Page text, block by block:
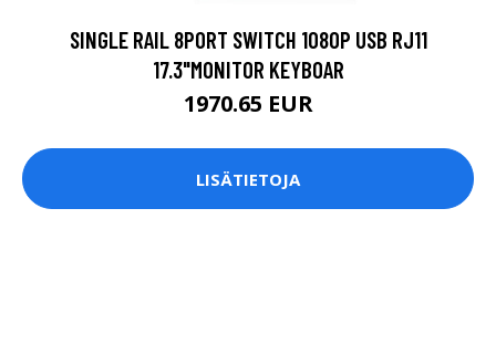
SINGLE RAIL 8PORT SWITCH 1080P USB RJ11
17.3"MONITOR KEYBOAR
1970.65 EUR
LISÄTIETOJA